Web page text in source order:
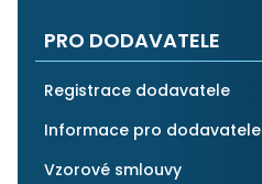
PRO DODAVATELE
Registrace dodavatele
Informace pro dodavatele
Vzorové smlouvy